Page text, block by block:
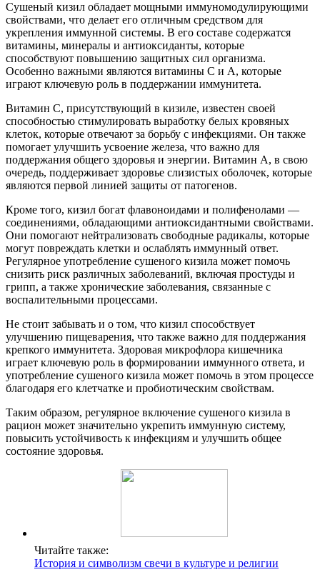
Сушеный кизил обладает мощными иммуномодулирующими
свойствами, что делает его отличным средством для
укрепления иммунной системы. В его составе содержатся
витамины, минералы и антиоксиданты, которые
способствуют повышению защитных сил организма.
Особенно важными являются витамины C и A, которые
играют ключевую роль в поддержании иммунитета.
Витамин C, присутствующий в кизиле, известен своей
способностью стимулировать выработку белых кровяных
клеток, которые отвечают за борьбу с инфекциями. Он также
помогает улучшить усвоение железа, что важно для
поддержания общего здоровья и энергии. Витамин A, в свою
очередь, поддерживает здоровье слизистых оболочек, которые
являются первой линией защиты от патогенов.
Кроме того, кизил богат флавоноидами и полифенолами —
соединениями, обладающими антиоксидантными свойствами.
Они помогают нейтрализовать свободные радикалы, которые
могут повреждать клетки и ослаблять иммунный ответ.
Регулярное употребление сушеного кизила может помочь
снизить риск различных заболеваний, включая простуды и
грипп, а также хронические заболевания, связанные с
воспалительными процессами.
Не стоит забывать и о том, что кизил способствует
улучшению пищеварения, что также важно для поддержания
крепкого иммунитета. Здоровая микрофлора кишечника
играет ключевую роль в формировании иммунного ответа, и
употребление сушеного кизила может помочь в этом процессе
благодаря его клетчатке и пробиотическим свойствам.
Таким образом, регулярное включение сушеного кизила в
рацион может значительно укрепить иммунную систему,
повысить устойчивость к инфекциям и улучшить общее
состояние здоровья.
Читайте также:
История и символизм свечи в культуре и религии